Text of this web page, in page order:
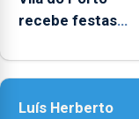
recebe festas
Nossa Senhora
Luís Herberto